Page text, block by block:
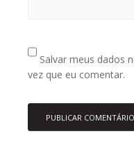
Salvar meus dados
vez que eu comentar.